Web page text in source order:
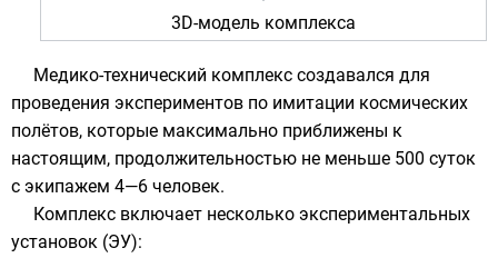
3D-модель комплекса
Медико-технический комплекс создавался для
проведения экспериментов по имитации космических
полётов, которые максимально приближены к
настоящим, продолжительностью не меньше 500 суток
с экипажем 4—6 человек.
Комплекс включает несколько экспериментальных
установок (ЭУ):